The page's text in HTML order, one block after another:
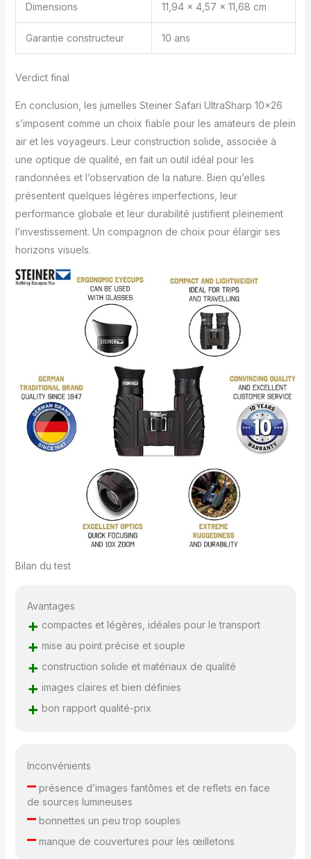
Dimensions 11,94 x 4,57 x 11,68 cm
Garantie constructeur 10 ans
Verdict final
En conclusion, les jumelles Steiner Safari UltraSharp 10×26
s’imposent comme un choix fiable pour les amateurs de plein
air et les voyageurs. Leur construction solide, associée à
une optique de qualité, en fait un outil idéal pour les
randonnées et l’observation de la nature. Bien qu’elles
présentent quelques légères imperfections, leur
performance globale et leur durabilité justifient pleinement
l’investissement. Un compagnon de choix pour élargir ses
horizons visuels.
Bilan du test
Avantages
+ compactes et légères, idéales pour le transport
+ mise au point précise et souple
+ construction solide et matériaux de qualité
+ images claires et bien définies
+ bon rapport qualité-prix
Inconvénients
– présence d’images fantômes et de reflets en face
de sources lumineuses
– bonnettes un peu trop souples
– manque de couvertures pour les œilletons